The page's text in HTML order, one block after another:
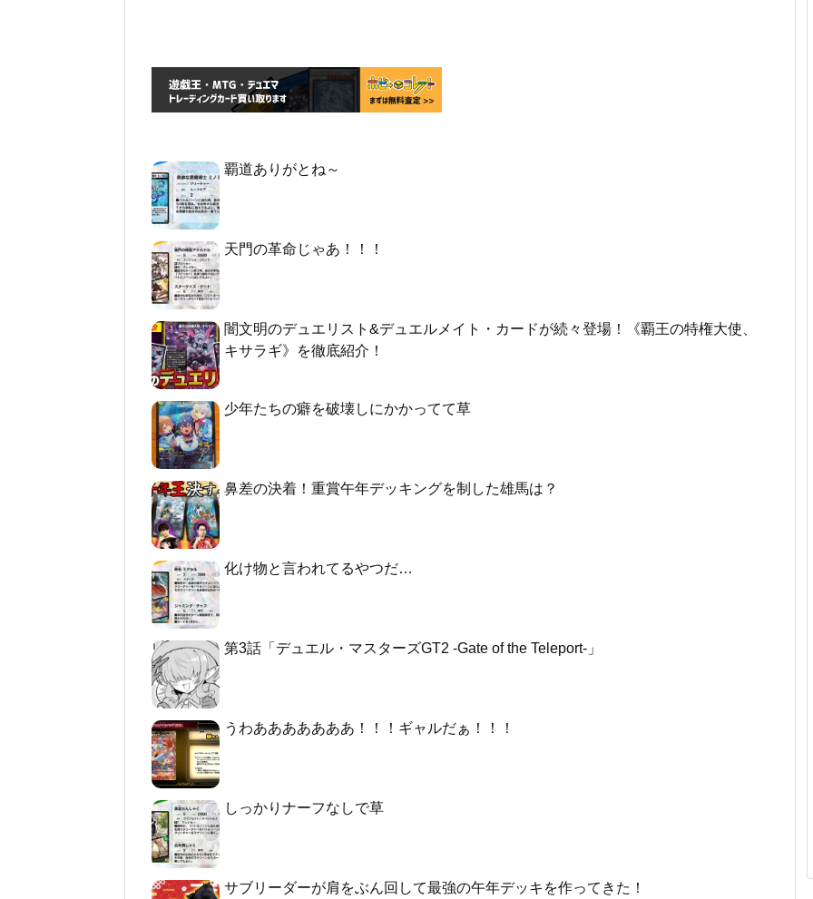
覇道ありがとね～
天門の革命じゃあ！！！
闇文明のデュエリスト&デュエルメイト・カードが続々登場！《覇王の特権大使、
キサラギ》を徹底紹介！
少年たちの癖を破壊しにかかってて草
鼻差の決着！重賞午年デッキングを制した雄馬は？
化け物と言われてるやつだ…
第3話「デュエル・マスターズGT2 -Gate of the Teleport-」
うわあああああああ！！！ギャルだぁ！！！
しっかりナーフなしで草
サブリーダーが肩をぶん回して最強の午年デッキを作ってきた！